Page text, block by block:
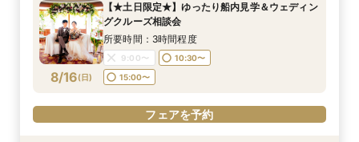
8/15(土)
9:00〜
10:30〜
15:00〜
フェアを予約
8/15(土)
9:00〜
10:30〜
15:00〜
フェアを予約
8/15(土)
10:30〜
フェアを予約
8/15(土)
10:30〜 13:00〜
フェアを予約
8/16(日)
【★土日限定★】ゆったり船内見学＆ウェディン
グクルーズ相談会
所要時間：3時間程度
9:00〜
10:30〜
15:00〜
フェアを予約